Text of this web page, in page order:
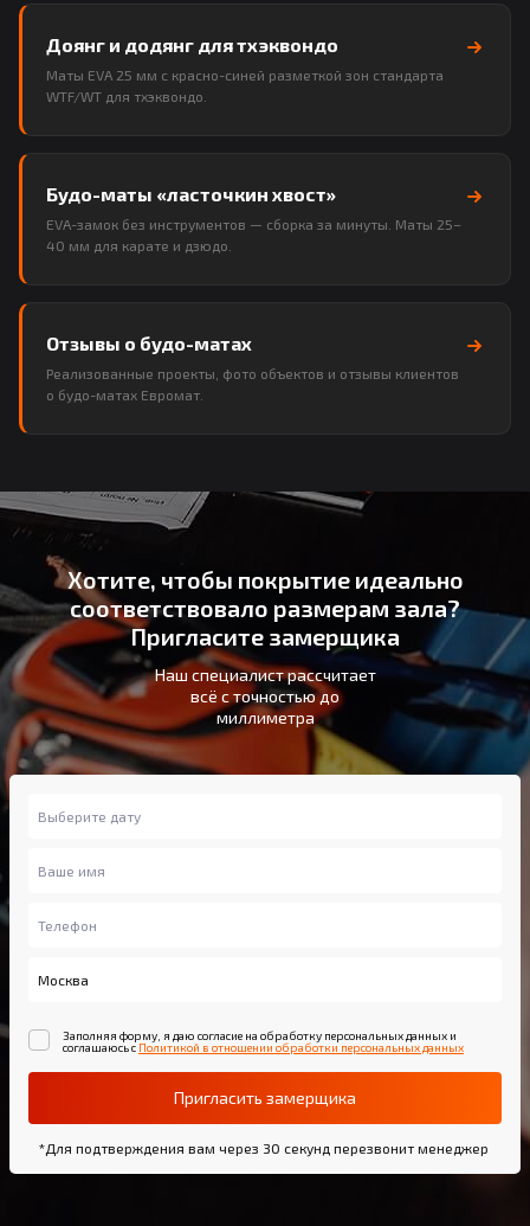
Доянг и додянг для тхэквондо
Маты EVA 25 мм с красно-синей разметкой зон стандарта
WTF/WT для тхэквондо.
Будо-маты «ласточкин хвост»
EVA-замок без инструментов — сборка за минуты. Маты 25–
40 мм для карате и дзюдо.
Отзывы о будо-матах
Реализованные проекты, фото объектов и отзывы клиентов
о будо-матах Евромат.
Хотите, чтобы покрытие идеально
соответствовало размерам зала?
Пригласите замерщика
Наш специалист рассчитает
всё с точностью до
миллиметра
Заполняя форму, я даю согласие на обработку персональных данных и
соглашаюсь с Политикой в отношении обработки персональных данных
Пригласить замерщика
*Для подтверждения вам через 30 секунд перезвонит менеджер